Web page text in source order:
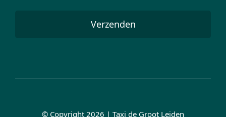
Verzenden
© Copyright 2026 | Taxi de Groot Leiden